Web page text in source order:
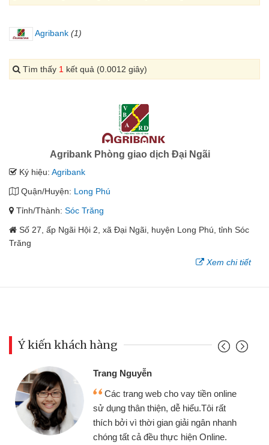
Agribank (1)
Tìm thấy 1 kết quả (0.0012 giây)
Agribank Phòng giao dịch Đại Ngãi
Ký hiệu: Agribank
Quận/Huyện: Long Phú
Tỉnh/Thành: Sóc Trăng
Số 27, ấp Ngãi Hội 2, xã Đại Ngãi, huyện Long Phú, tỉnh Sóc
Trăng
Xem chi tiết
Ý kiến khách hàng
Trang Nguyễn
Các trang web cho vay tiền online
sử dụng thân thiện, dễ hiểu.Tôi rất
thích bởi vì thời gian giải ngân nhanh
chóng tất cả đều thực hiện Online.